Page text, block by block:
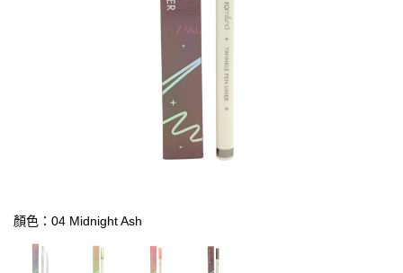
顏色：04 Midnight Ash